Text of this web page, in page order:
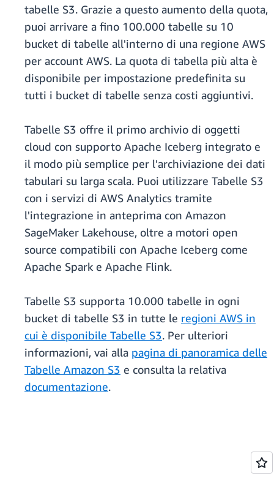
tabelle S3. Grazie a questo aumento della quota,
puoi arrivare a fino 100.000 tabelle su 10
bucket di tabelle all'interno di una regione AWS
per account AWS. La quota di tabella più alta è
disponibile per impostazione predefinita su
tutti i bucket di tabelle senza costi aggiuntivi.
Tabelle S3 offre il primo archivio di oggetti
cloud con supporto Apache Iceberg integrato e
il modo più semplice per l'archiviazione dei dati
tabulari su larga scala. Puoi utilizzare Tabelle S3
con i servizi di AWS Analytics tramite
l'integrazione in anteprima con Amazon
SageMaker Lakehouse, oltre a motori open
source compatibili con Apache Iceberg come
Apache Spark e Apache Flink.
Tabelle S3 supporta 10.000 tabelle in ogni
bucket di tabelle S3 in tutte le regioni AWS in
cui è disponibile Tabelle S3. Per ulteriori
informazioni, vai alla pagina di panoramica delle
Tabelle Amazon S3 e consulta la relativa
documentazione.